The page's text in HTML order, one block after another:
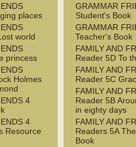
places
world
princess
Holmes
4
4
Resource
GRAMMAR
Student's Book
GRAMMAR
Teacher's Book
FAMILY AND
Reader 5D To
FAMILY AND
Reader 5C
FAMILY AND
Reader 5B
in eighty days
FAMILY AND
Readers 5A
Book